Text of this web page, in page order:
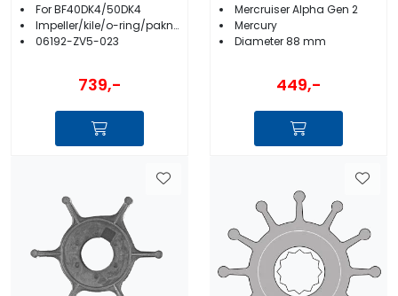
For BF40DK4/50DK4
Impeller/kile/o-ring/pakninger
06192-ZV5-023
739,-
Mercruiser Alpha Gen 2
Mercury
Diameter 88 mm
449,-